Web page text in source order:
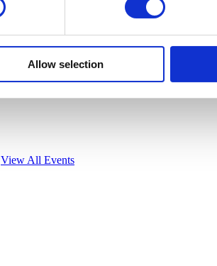
Allow selection
View All Events